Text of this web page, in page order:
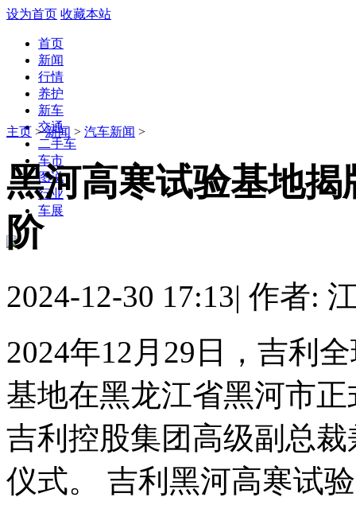
设为首页 收藏本站
首页
新闻
行情
养护
新车
交通
二手车
车市
图说
行业
车展
主页 >新闻 > 汽车新闻 >
黑河高寒试验基地
阶
2024-12-30 17:13| 作者:
2024年12月29日，吉利
基地在黑龙江省黑河市
吉利控股集团高级副总
仪式。 吉利黑河高寒试